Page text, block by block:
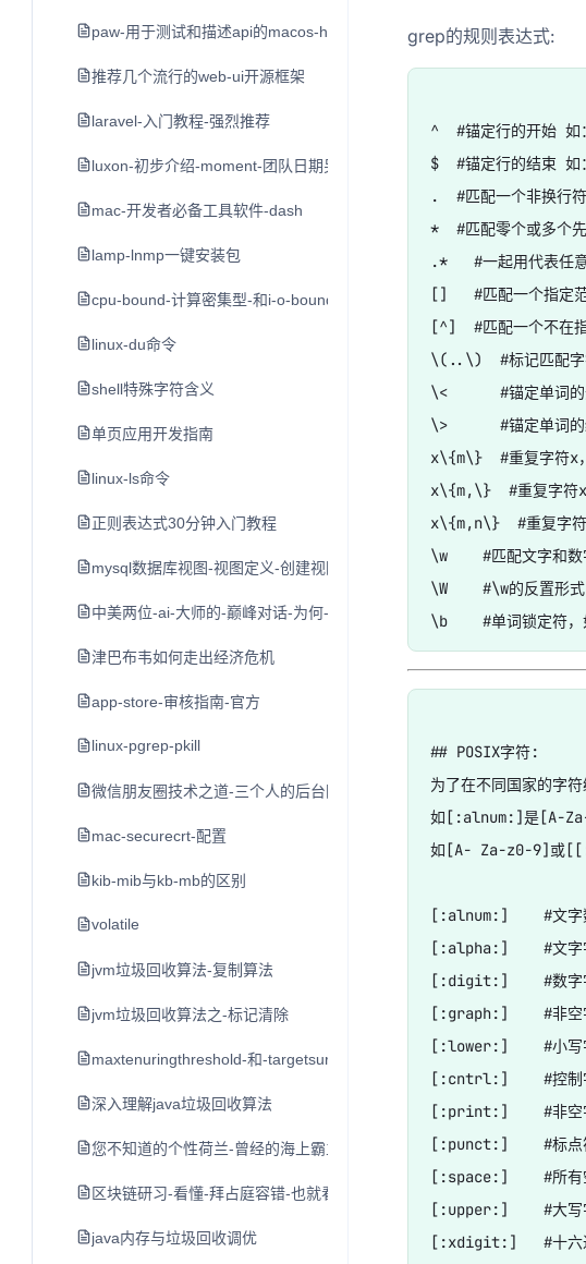
paw-用于测试和描述api的macos-http客户端
推荐几个流行的web-ui开源框架
laravel-入门教程-强烈推荐
luxon-初步介绍-moment-团队日期另一个类库
mac-开发者必备工具软件-dash
lamp-lnmp一键安装包
cpu-bound-计算密集型-和i-o-bound-i-o密集型
linux-du命令
shell特殊字符含义
单页应用开发指南
linux-ls命令
正则表达式30分钟入门教程
mysql数据库视图-视图定义-创建视图-修改视图
中美两位-ai-大师的-巅峰对话-为何-nlp-领域难以出现-独角兽-2017年-转载
津巴布韦如何走出经济危机
app-store-审核指南-官方
linux-pgrep-pkill
微信朋友圈技术之道-三个人的后台团队与每日十亿的发布量
mac-securecrt-配置
kib-mib与kb-mb的区别
volatile
jvm垃圾回收算法-复制算法
jvm垃圾回收算法之-标记清除
maxtenuringthreshold-和-targetsurvivorratio参数说明
深入理解java垃圾回收算法
您不知道的个性荷兰-曾经的海上霸主横行世界-如今的开放先锋
区块链研习-看懂-拜占庭容错-也就看懂了区块链的核心技术
java内存与垃圾回收调优
grep的规则表达式:
^  #锚定行的开始
$  #锚定行的结束
.  #匹配一个非换行
*  #匹配零个或多个
.*   #一起用代表任意
[]   #匹配一个指定
[^]  #匹配一个不在
\(..\)  #标记匹配
\<      #锚定单词
\>      #锚定单词
x\{m\}  #重复字符x
x\{m,\}  #重复字符
x\{m,n\}  #重复字
\w    #匹配文字和
\W    #\w的反置形
## POSIX字符:
为了在不同国家的字
如[:alnum:]是[A-Za-
如[A- Za-z0-9]或
[:alnum:]    #文字
[:alpha:]    #文字
[:digit:]    #数字
[:graph:]    #非空
[:lower:]    #小写
[:cntrl:]    #控制
[:print:]    #非空字
[:punct:]    #标点
[:space:]    #所有
[:upper:]    #大写